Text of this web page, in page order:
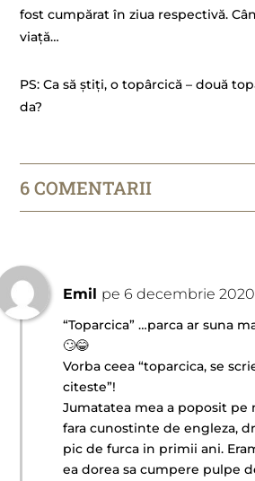
fost cumpărat în ziua respectivă.
viață…
PS: Ca să știți, o topârcică – două
da?
6 COMENTARII
Emil pe 6 decembrie
“Toparcica” …parca ar suna
🙄😂
Vorba ceea “toparcica, se
citeste”!
Jumatatea mea a poposit pe
fara cunostinte de engleza,
pic de furca in primii ani.
ea dorea sa cumpere pulpe